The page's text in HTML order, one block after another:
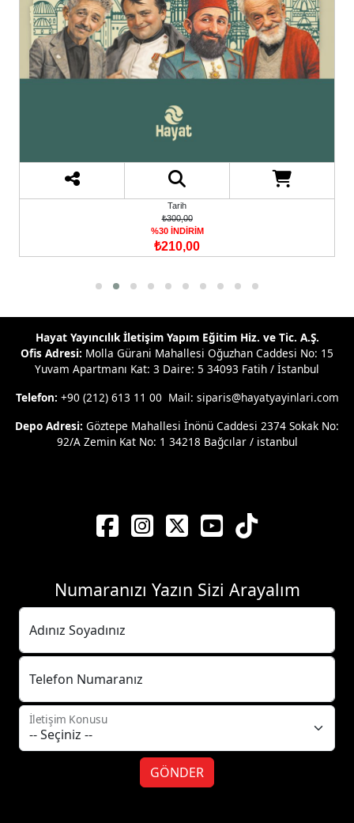
Tarih
₺300,00
%30 İNDİRİM
₺210,00
Hayat Yayıncılık İletişim Yapım Eğitim Hiz. ve Tic. A.Ş.
Ofis Adresi: Molla Gürani Mahallesi Oğuzhan Caddesi No: 15
Yuvam Apartmanı Kat: 3 Daire: 5 34093 Fatih / İstanbul
Telefon: +90 (212) 613 11 00 Mail: siparis@hayatyayinlari.com
Depo Adresi: Göztepe Mahallesi İnönü Caddesi 2374 Sokak No:
92/A Zemin Kat No: 1 34218 Bağcılar / istanbul
Numaranızı Yazın Sizi Arayalım
Adınız Soyadınız
Telefon Numaranız
İletişim Konusu
GÖNDER